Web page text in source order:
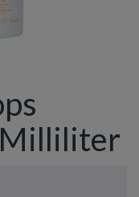
Milliliter